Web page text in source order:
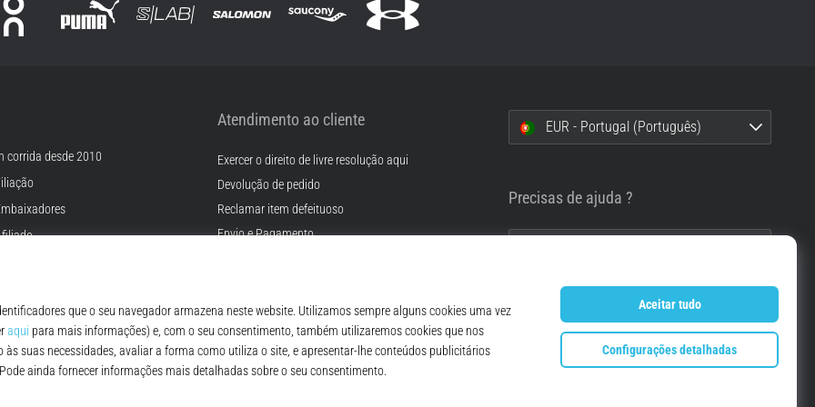
corrida desde 2010
Atendimento ao cliente
Exercer o direito de livre resolução aqui
Devolução de pedido
Reclamar item defeituoso
Envio e Pagamento
FAQ - Perguntas Frequentes
Regulamento de Proteção de Dados Pessoais
EUR - Portugal (Português)
Precisas de ajuda ?